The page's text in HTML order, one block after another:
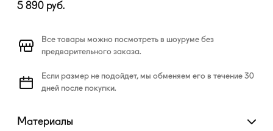
5 890 руб.
Все товары можно посмотреть в шоуруме без
предварительного заказа.
Если размер не подойдет, мы обменяем его в течение 30
дней после покупки.
Материалы